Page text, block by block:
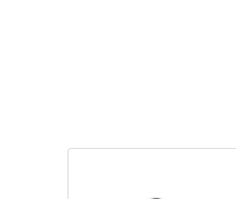
dat de kraan